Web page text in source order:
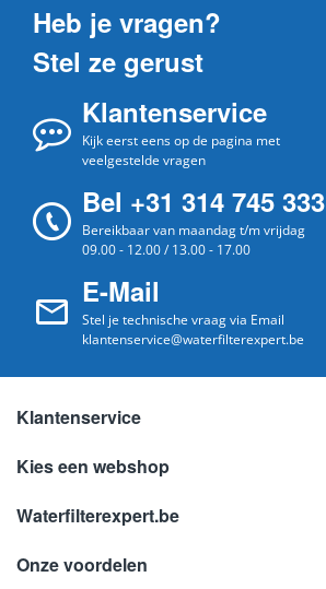
Heb je vragen?
Stel ze gerust
Klantenservice
Kijk eerst eens op de pagina met
veelgestelde vragen
Bel +31 314 745 333
Bereikbaar van maandag t/m vrijdag
09.00 - 12.00 / 13.00 - 17.00
E-Mail
Stel je technische vraag via Email
klantenservice@waterfilterexpert.be
Klantenservice
Kies een webshop
Waterfilterexpert.be
Onze voordelen